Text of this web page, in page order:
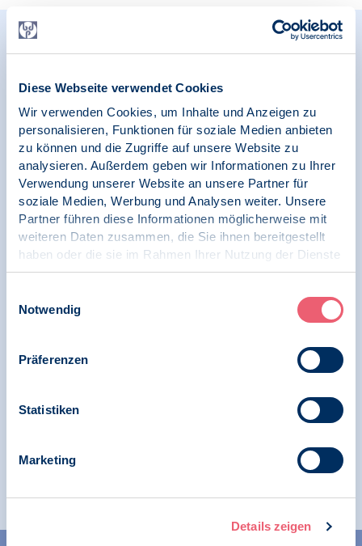
Diese Webseite verwendet Cookies
Wir verwenden Cookies, um Inhalte und Anzeigen zu
personalisieren, Funktionen für soziale Medien anbieten
zu können und die Zugriffe auf unsere Website zu
analysieren. Außerdem geben wir Informationen zu Ihrer
Verwendung unserer Website an unsere Partner für
soziale Medien, Werbung und Analysen weiter. Unsere
Partner führen diese Informationen möglicherweise mit
weiteren Daten zusammen, die Sie ihnen bereitgestellt
haben oder die sie im Rahmen Ihrer Nutzung der Dienste
gesammelt haben.
Notwendig
Präferenzen
Statistiken
Marketing
Details zeigen
Relevante Nachrichten
30.03.2023
Pressespiegel | PsychThG
"Reform des PsychThG", Dr. Johanna Thünker,
"Psychologie im Blick" der BDP-S-Podcast
09.06.2022
BDP Polit-Talk: Quo Vadis, PsychThG?
05.07.2018
PsychThG
FAQs zum PsychThG